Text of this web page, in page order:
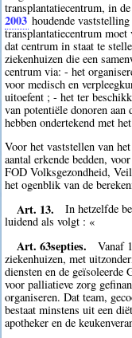
transplantatiecentrum, in
2003 houdende
transplantatiecentrum
dat centrum in staat te
ziekenhuizen die een
centrum via: - het
voor medisch en
uitoefent ; - het ter
van potentiële donoren aan
hebben ondertekend met
Voor het vaststellen van
aantal erkende bedden,
FOD Volksgezondheid,
het ogenblik van de
Art. 13.
In hetzelfde
luidend als volgt : «
Art. 63septies.
Vanaf
ziekenhuizen, met
diensten en de geïsoleerde
voor palliatieve zorg
organiseren. Dat team,
bestaat minstens uit een
apotheker en de